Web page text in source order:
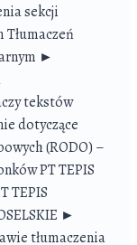
sekcji
►
tekstów
dotyczące
(RODO) –
PT TEPIS
TEPIS
►
tłumaczenia